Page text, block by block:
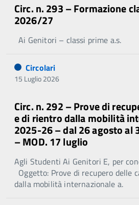
Circ. n. 293 – Formazione
2026/27
Ai Genitori – classi prime a.s.
Circolari
15 Luglio 2026
Circ. n. 292 – Prove di
e di rientro dalla mobilità
2025-26 – dal 26 agosto al
– MOD. 17 luglio
Agli Studenti Ai Genitori E, per
Oggetto: Prove di recupero delle
dalla mobilità internazionale a.